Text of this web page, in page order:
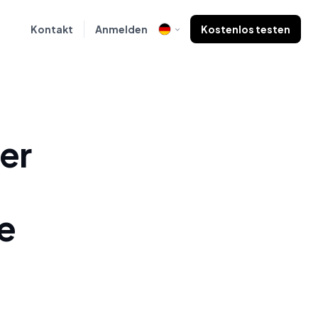
Kontakt Anmelden Kostenlos testen